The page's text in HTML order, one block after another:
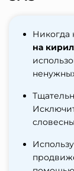
Никогда
на